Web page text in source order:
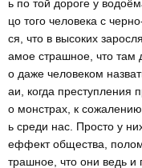
ь по той дороге у
цо того человека с
ся, что в высоких
амое страшное, что там
о даже человеком
аи, когда преступления
о монстрах, к
ь среди нас. Просто у
еффект общества,
трашное, что они ведь и